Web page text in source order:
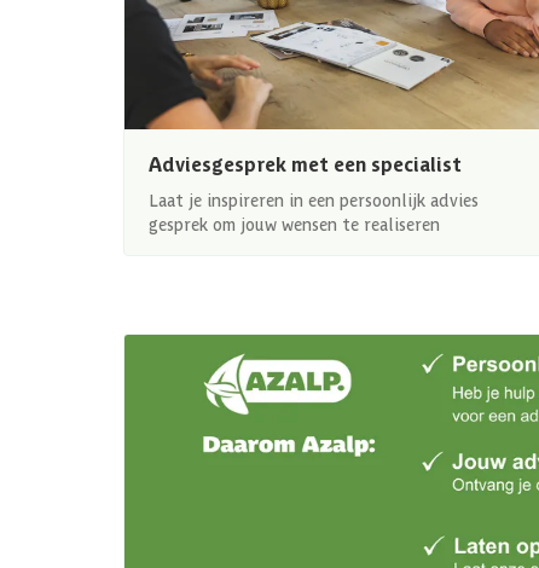
Adviesgesprek met een specialist
Laat je inspireren in een persoonlijk advies
gesprek om jouw wensen te realiseren